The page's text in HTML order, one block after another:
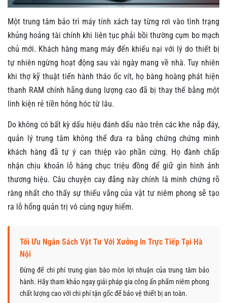
Một trung tâm bảo trì máy tính xách tay từng rơi vào tình trạng
khủng hoảng tài chính khi liên tục phải bồi thường cụm bo mạch
chủ mới. Khách hàng mang máy đến khiếu nại với lý do thiết bị
tự nhiên ngừng hoạt động sau vài ngày mang về nhà. Tuy nhiên
khi thợ kỹ thuật tiến hành tháo ốc vít, họ bàng hoàng phát hiện
thanh RAM chính hãng dung lượng cao đã bị thay thế bằng một
linh kiện rẻ tiền hỏng hóc từ lâu.
Do không có bất kỳ dấu hiệu đánh dấu nào trên các khe nắp đáy,
quản lý trung tâm không thể đưa ra bằng chứng chứng minh
khách hàng đã tự ý can thiệp vào phần cứng. Họ đành chấp
nhận chịu khoản lỗ hàng chục triệu đồng để giữ gìn hình ảnh
thương hiệu. Câu chuyện cay đắng này chính là minh chứng rõ
ràng nhất cho thấy sự thiếu vắng của vật tư niêm phong sẽ tạo
ra lỗ hổng quản trị vô cùng nguy hiểm.
Tối Ưu Ngân Sách Vật Tư Với Xưởng In Trực Tiếp Tại Hà
Nội
Đừng để chi phí trung gian bào mòn lợi nhuận của trung tâm bảo
hành. Hãy tham khảo ngay giải pháp gia công ấn phẩm niêm phong
chất lượng cao với chi phí tận gốc để bảo vệ thiết bị an toàn.